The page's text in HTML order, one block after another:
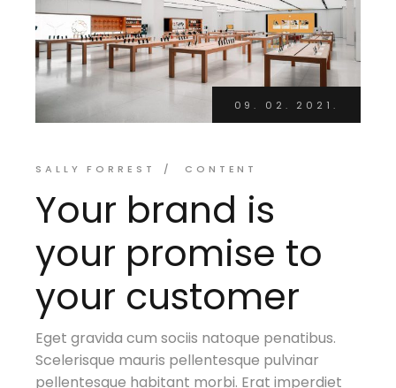
09. 02. 2021.
SALLY FORREST CONTENT
Your brand is
your promise to
your customer
Eget gravida cum sociis natoque penatibus.
Scelerisque mauris pellentesque pulvinar
pellentesque habitant morbi. Erat imperdiet